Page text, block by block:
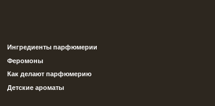
Ингредиенты парфюмерии
Феромоны
Как делают парфюмерию
Детские ароматы